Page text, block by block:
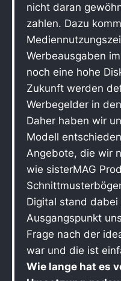
nicht daran
zahlen. Dazu
Werbeausgaben
noch eine hohe
Zukunft werden
Werbegelder in
Daher haben wir
Modell
Angebote, die wir
wie sisterMAG
Digital stand
Ausgangspunkt
Frage nach der
war und die ist
Wie lange hat es